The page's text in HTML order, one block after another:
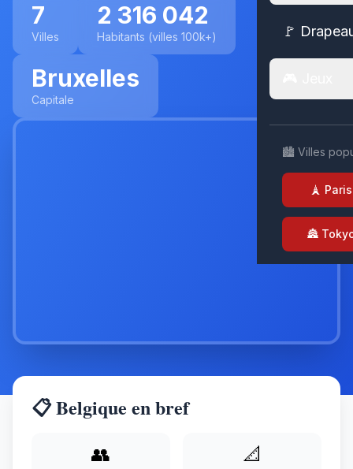
🚩
🏙️ Villes
🗼 Paris
🏯
7
Villes
2 316 042
Habitants (villes 100k+)
Bruxelles
Capitale
📋 Belgique en bref
👥 📐